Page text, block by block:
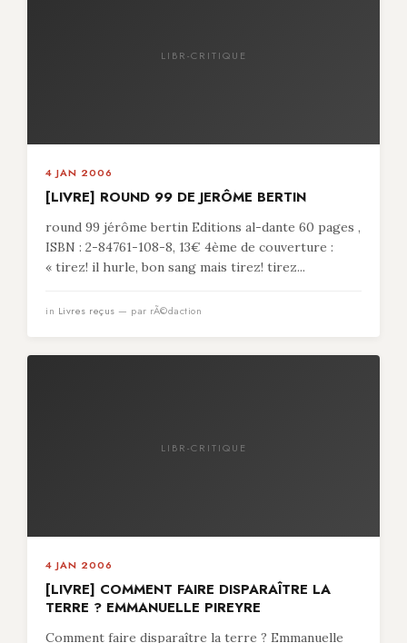
LIBR-CRITIQUE
4 JAN 2006
[LIVRE] ROUND 99 DE JERÔME BERTIN
round 99 jérôme bertin Editions al-dante 60 pages ,
ISBN : 2-84761-108-8, 13€ 4ème de couverture :
« tirez! il hurle, bon sang mais tirez! tirez...
in Livres reçus — par rÃ©daction
LIBR-CRITIQUE
4 JAN 2006
[LIVRE] COMMENT FAIRE DISPARAÎTRE LA
TERRE ? EMMANUELLE PIREYRE
Comment faire disparaître la terre ? Emmanuelle